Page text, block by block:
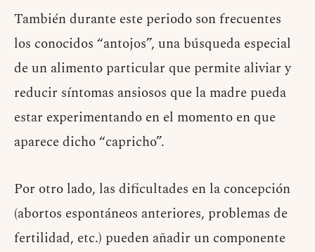
También durante este periodo son frecuentes
los conocidos “antojos”, una búsqueda especial
de un alimento particular que permite aliviar y
reducir síntomas ansiosos que la madre pueda
estar experimentando en el momento en que
aparece dicho “capricho”.
Por otro lado, las dificultades en la concepción
(abortos espontáneos anteriores, problemas de
fertilidad, etc.) pueden añadir un componente